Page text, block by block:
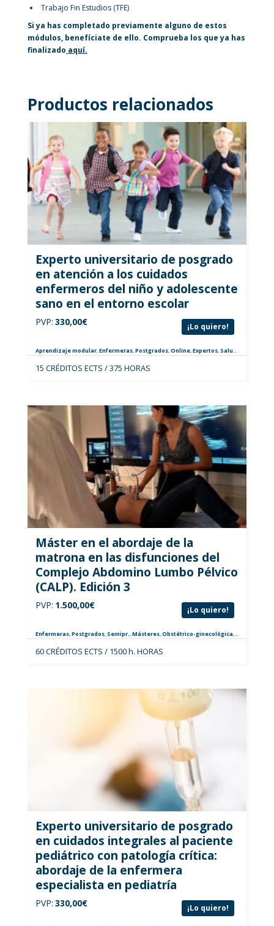
Trabajo Fin Estudios (TFE)
Si ya has completado previamente alguno de estos
módulos, benefíciate de ello. Comprueba los que ya has
finalizado aquí.
Productos relacionados
Experto universitario de posgrado
en atención a los cuidados
enfermeros del niño y adolescente
sano en el entorno escolar
PVP: 330,00€ ¡Lo quiero!
Aprendizaje modular,Enfermeras,Postgrados,Online,Expertos, Salud Escolar
15 CRÉDITOS ECTS / 375 HORAS
Máster en el abordaje de la
matrona en las disfunciones del
Complejo Abdomino Lumbo Pélvico
(CALP). Edición 3
PVP: 1.500,00€ ¡Lo quiero!
Enfermeras,Postgrados, Semipr.,Másteres,Obstétrico-ginecológica,Especialistas
60 CRÉDITOS ECTS / 1500 h. HORAS
Experto universitario de posgrado
en cuidados integrales al paciente
pediátrico con patología crítica:
abordaje de la enfermera
especialista en pediatría
PVP: 330,00€ ¡Lo quiero!